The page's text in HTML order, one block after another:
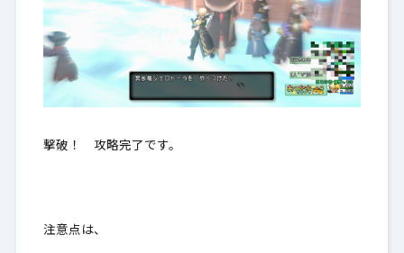
撃破！ 攻略完了です。
注意点は、